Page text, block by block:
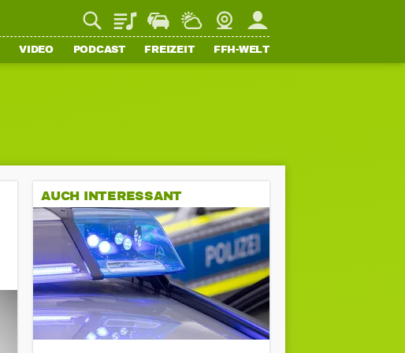
PlaylistStaupilotWetterWebcamMein FFH
VIDEO PODCAST FREIZEIT FFH-WELT
AUCH INTERESSANT